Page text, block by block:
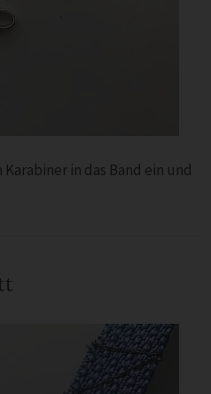
in das Band ein und